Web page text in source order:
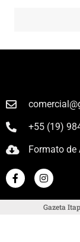
+55 (19)
Formato de
Gazeta